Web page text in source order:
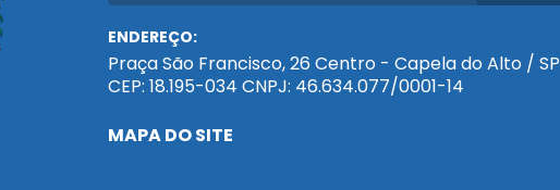
ENDEREÇO:
Praça São Francisco, 26 Centro - Capela do Alto / SP
CEP: 18.195-034 CNPJ: 46.634.077/0001-14
MAPA DO SITE